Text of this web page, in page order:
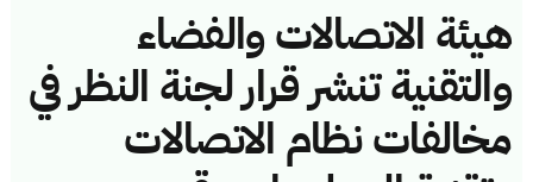
هيئة الاتصالات والفضاء
والتقنية تنشر قرار لجنة النظر في
مخالفات نظام الاتصالات